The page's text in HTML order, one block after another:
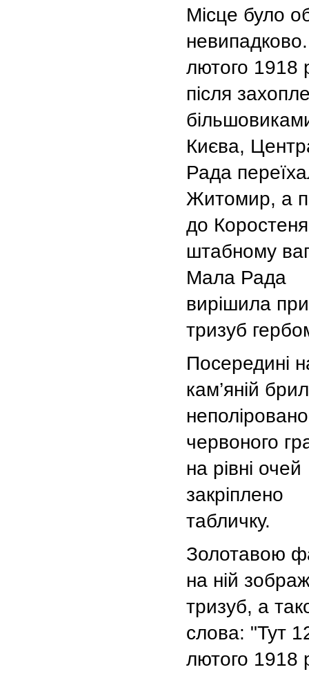
Місце було
лютого 1918
після
Києва,
Рада
Житомир, а
до
штабному
Мала Рада
вирішила
тризуб
Посередині
кам’яній
червоного
на рівні очей
закріплено
табличку.
Золотавою
на ній
тризуб, а
слова: "Тут
лютого 1918